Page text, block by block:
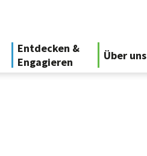
Entdecken &
Engagieren
Über uns